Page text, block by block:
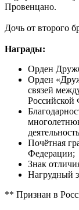
Провенцано.
Дочь от второго
Награды:
Орден
Орден
связей
Российской
Почётная
Федерации;
Знак
Нагрудный
** Признан в